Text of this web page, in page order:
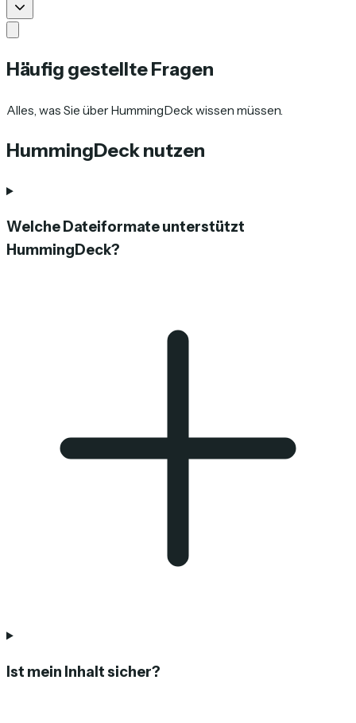
Häufig gestellte Fragen
Alles, was Sie über HummingDeck wissen müssen.
HummingDeck nutzen
Welche Dateiformate unterstützt
HummingDeck?
Ist mein Inhalt sicher?